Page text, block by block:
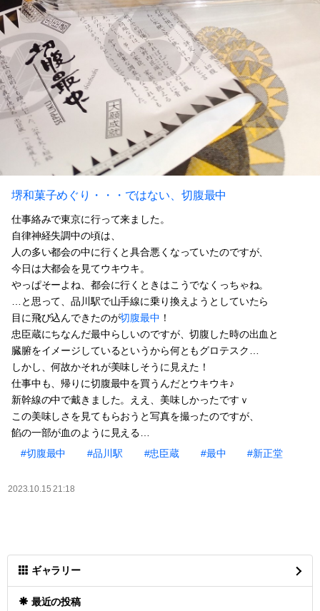
堺和菓子めぐり・・・ではない、切腹最中
仕事絡みで東京に行って来ました。
自律神経失調中の頃は、
人の多い都会の中に行くと具合悪くなっていたのですが、
今日は大都会を見てウキウキ。
やっぱそーよね、都会に行くときはこうでなくっちゃね。
…と思って、品川駅で山手線に乗り換えようとしていたら
目に飛び込んできたのが切腹最中 ！
忠臣蔵にちなんだ最中らしいのですが、切腹した時の出血と
臓腑をイメージしているというから何ともグロテスク…
しかし、何故かそれが美味しそうに見えた！
仕事中も、帰りに切腹最中を買うんだとウキウキ♪
新幹線の中で戴きました。ええ、美味しかったですｖ
この美味しさを見てもらおうと写真を撮ったのですが、
餡の一部が血のように見える…
#切腹最中
#品川駅 #忠臣蔵 #最中 #新正堂
2023.10.15 21:18
ギャラリー
最近の投稿